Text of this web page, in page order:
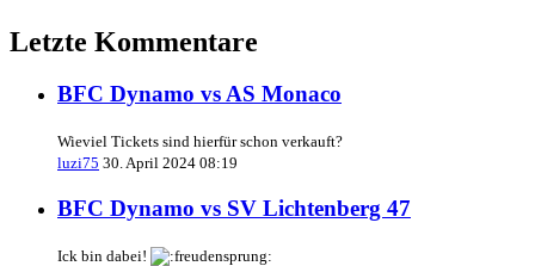
Letzte Kommentare
BFC Dynamo vs AS Monaco
Wieviel Tickets sind hierfür schon verkauft?
luzi75 30. April 2024 08:19
BFC Dynamo vs SV Lichtenberg 47
Ick bin dabei!